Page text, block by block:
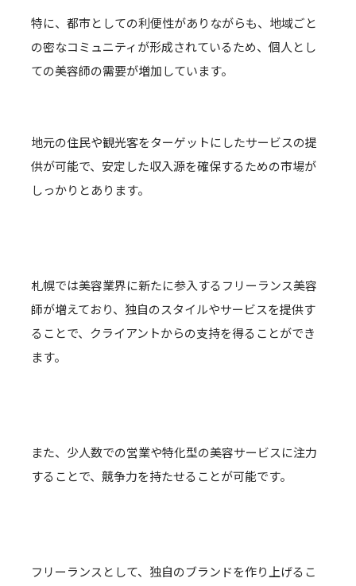
特に、都市としての利便性がありながらも、地域ごと
の密なコミュニティが形成されているため、個人とし
ての美容師の需要が増加しています。
地元の住民や観光客をターゲットにしたサービスの提
供が可能で、安定した収入源を確保するための市場が
しっかりとあります。
札幌では美容業界に新たに参入するフリーランス美容
師が増えており、独自のスタイルやサービスを提供す
ることで、クライアントからの支持を得ることができ
ます。
また、少人数での営業や特化型の美容サービスに注力
することで、競争力を持たせることが可能です。
フリーランスとして、独自のブランドを作り上げるこ